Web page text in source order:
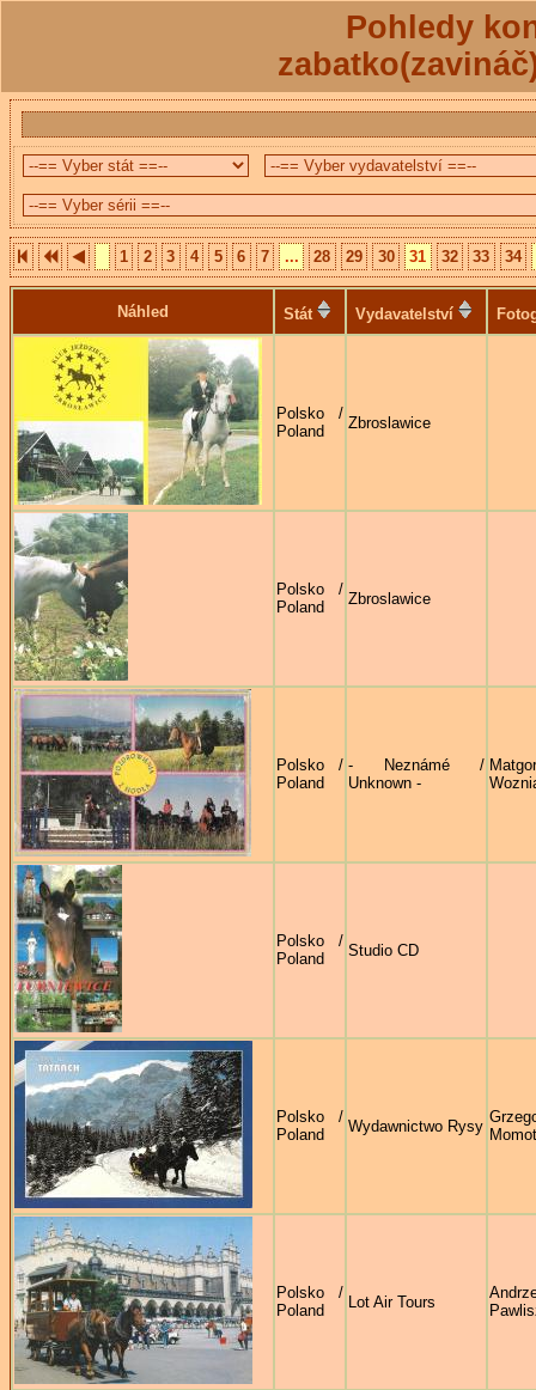
Pohledy
1 2 3 4 5 6 7 ... 28 29 30 31 32 33 34
Náhled Stát Vydavatelství
Polsko /
Poland
Zbroslawice
Polsko /
Poland
Zbroslawice
Polsko /
Poland
- Neznámé /
Unknown -
Polsko /
Poland
Studio CD
Polsko /
Poland
Wydawnictwo Rysy Momot
Polsko /
Poland
Lot Air Tours